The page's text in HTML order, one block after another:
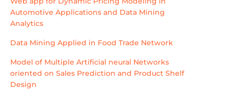
Automotive Applications and Data Mining
Analytics
Data Mining Applied in Food Trade Network
Model of Multiple Artificial neural Networks
oriented on Sales Prediction and Product Shelf
Design